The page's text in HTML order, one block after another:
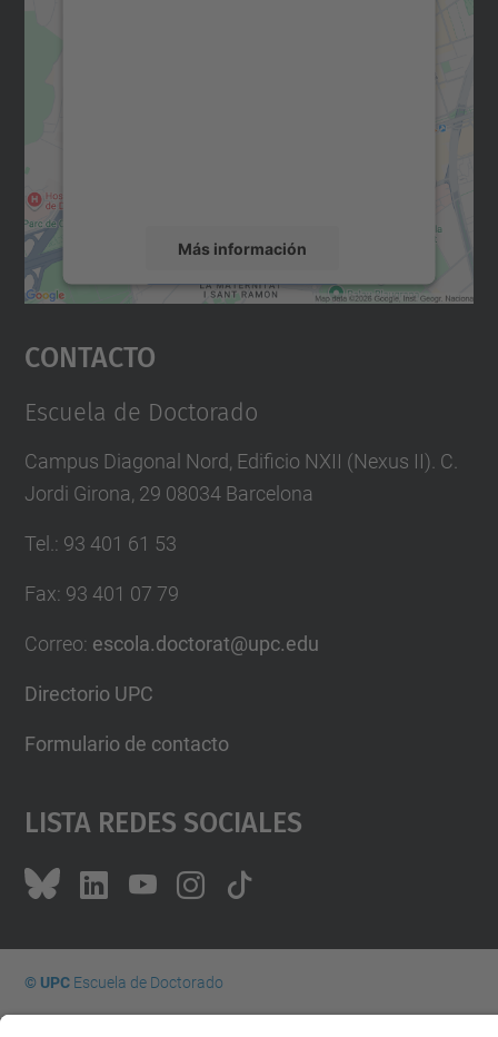
Más información
Aceptar
powered by
Contacto
Escuela de Doctorado
Campus Diagonal Nord, Edificio NXII (Nexus II). C.
Jordi Girona, 29 08034 Barcelona
Tel.: 93 401 61 53
Fax: 93 401 07 79
Correo: escola.doctorat@upc.edu
Directorio UPC
Formulario de contacto
Lista Redes Sociales
© UPCEscuela de Doctorado